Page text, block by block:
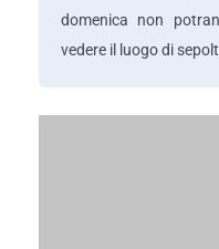
domenica non
vedere il luogo di